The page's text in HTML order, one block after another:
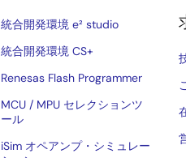
統合開発環境 e² studio
統合開発環境 CS+
Renesas Flash Programmer
MCU / MPU セレクションツ
ール
iSim オペアンプ・シミュレー